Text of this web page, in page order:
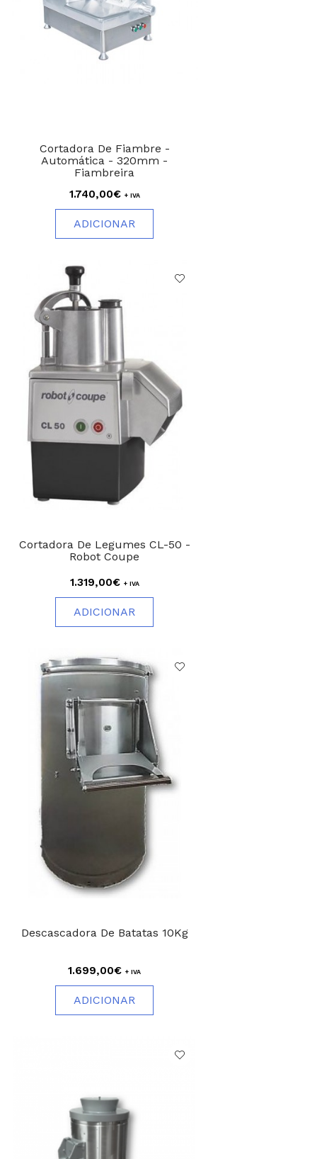
Cortadora De Fiambre -
Automática - 320mm -
Fiambreira
1.740,00€ + IVA
ADICIONAR
Cortadora De Legumes CL-50 -
Robot Coupe
1.319,00€ + IVA
ADICIONAR
Descascadora De Batatas 10Kg
1.699,00€ + IVA
ADICIONAR